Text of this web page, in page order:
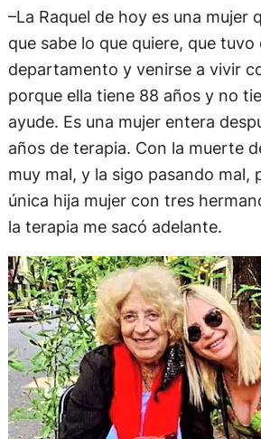
–La Raquel de hoy es una mujer
que sabe lo que quiere, que tuvo
departamento y venirse a vivir
porque ella tiene 88 años y no
ayude. Es una mujer entera
años de terapia. Con la muerte
muy mal, y la sigo pasando mal,
única hija mujer con tres
la terapia me sacó adelante.